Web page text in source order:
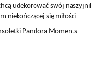
udekorować swój
niekończącej się miłości.
Pandora Moments.